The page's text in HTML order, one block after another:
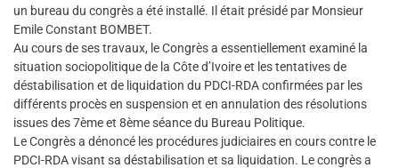
un bureau du congrès a été installé. Il était présidé par Monsieur
Emile Constant BOMBET.
Au cours de ses travaux, le Congrès a essentiellement examiné la
situation sociopolitique de la Côte d’Ivoire et les tentatives de
déstabilisation et de liquidation du PDCI-RDA confirmées par les
différents procès en suspension et en annulation des résolutions
issues des 7ème et 8ème séance du Bureau Politique.
Le Congrès a dénoncé les procédures judiciaires en cours contre le
PDCI-RDA visant sa déstabilisation et sa liquidation. Le congrès a